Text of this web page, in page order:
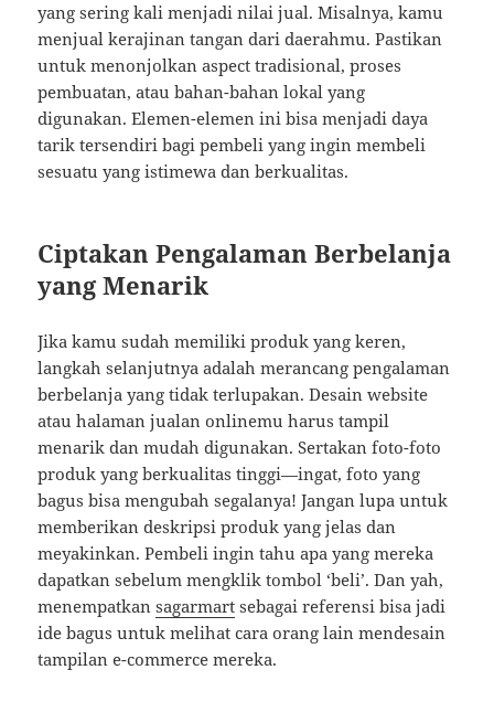
yang sering kali menjadi nilai jual. Misalnya, kamu
menjual kerajinan tangan dari daerahmu. Pastikan
untuk menonjolkan aspect tradisional, proses
pembuatan, atau bahan-bahan lokal yang
digunakan. Elemen-elemen ini bisa menjadi daya
tarik tersendiri bagi pembeli yang ingin membeli
sesuatu yang istimewa dan berkualitas.
Ciptakan Pengalaman Berbelanja
yang Menarik
Jika kamu sudah memiliki produk yang keren,
langkah selanjutnya adalah merancang pengalaman
berbelanja yang tidak terlupakan. Desain website
atau halaman jualan onlinemu harus tampil
menarik dan mudah digunakan. Sertakan foto-foto
produk yang berkualitas tinggi—ingat, foto yang
bagus bisa mengubah segalanya! Jangan lupa untuk
memberikan deskripsi produk yang jelas dan
meyakinkan. Pembeli ingin tahu apa yang mereka
dapatkan sebelum mengklik tombol ‘beli’. Dan yah,
menempatkansagarmart sebagai referensi bisa jadi
ide bagus untuk melihat cara orang lain mendesain
tampilan e-commerce mereka.